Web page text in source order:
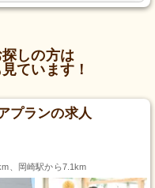
しの方は
見ています！
プランの求人
、岡崎駅から7.1km